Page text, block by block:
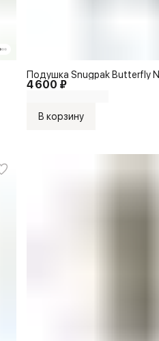
4 600 ₽
Подушка Snugpak Butterfly
В корзину